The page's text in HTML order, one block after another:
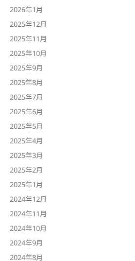
2026年1月
2025年12月
2025年11月
2025年10月
2025年9月
2025年8月
2025年7月
2025年6月
2025年5月
2025年4月
2025年3月
2025年2月
2025年1月
2024年12月
2024年11月
2024年10月
2024年9月
2024年8月